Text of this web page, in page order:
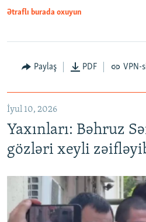
Ətraflı burada oxuyun
Paylaş PDF VPN-
İyul 10, 2026
Yaxınları: Bəhruz
gözləri xeyli